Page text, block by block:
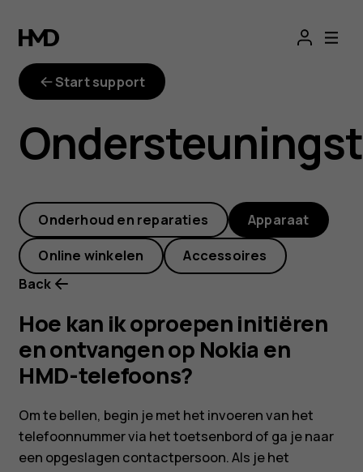
Hoe
kan
ik
oproepen
initiëren
en
ontvangen
op
Nokia
en
Start support
Onderhoud en reparaties Apparaat
Online winkelen
Accessoires
Back
Hoe kan ik oproepen initiëren
en ontvangen op Nokia en
HMD-telefoons?
Om te bellen, begin je met het invoeren van het
telefoonnummer via het toetsenbord of ga je naar
een opgeslagen contactpersoon. Als je het